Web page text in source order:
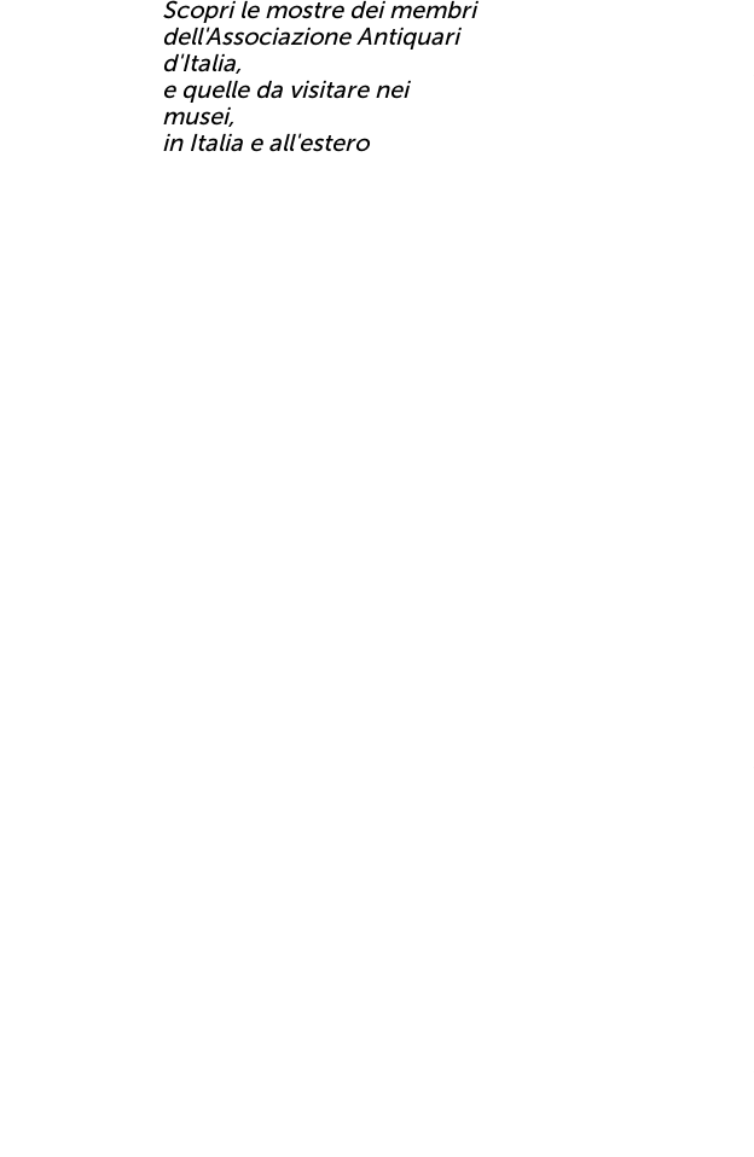
Scopri le mostre dei membri
dell'Associazione Antiquari
d'Italia,
e quelle da visitare nei
musei,
in Italia e all'estero